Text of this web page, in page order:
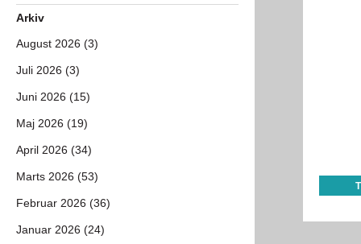
Arkiv
August 2026 (3)
Juli 2026 (3)
Juni 2026 (15)
Maj 2026 (19)
April 2026 (34)
Marts 2026 (53)
Februar 2026 (36)
Januar 2026 (24)